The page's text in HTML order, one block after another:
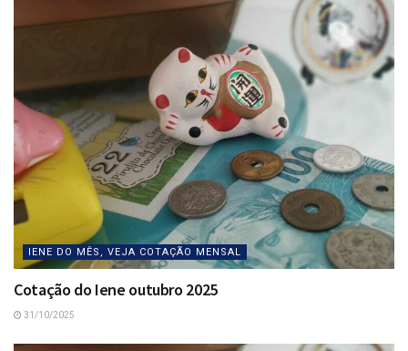
IENE DO MÊS, VEJA COTAÇÃO MENSAL
Cotação do Iene outubro 2025
31/10/2025